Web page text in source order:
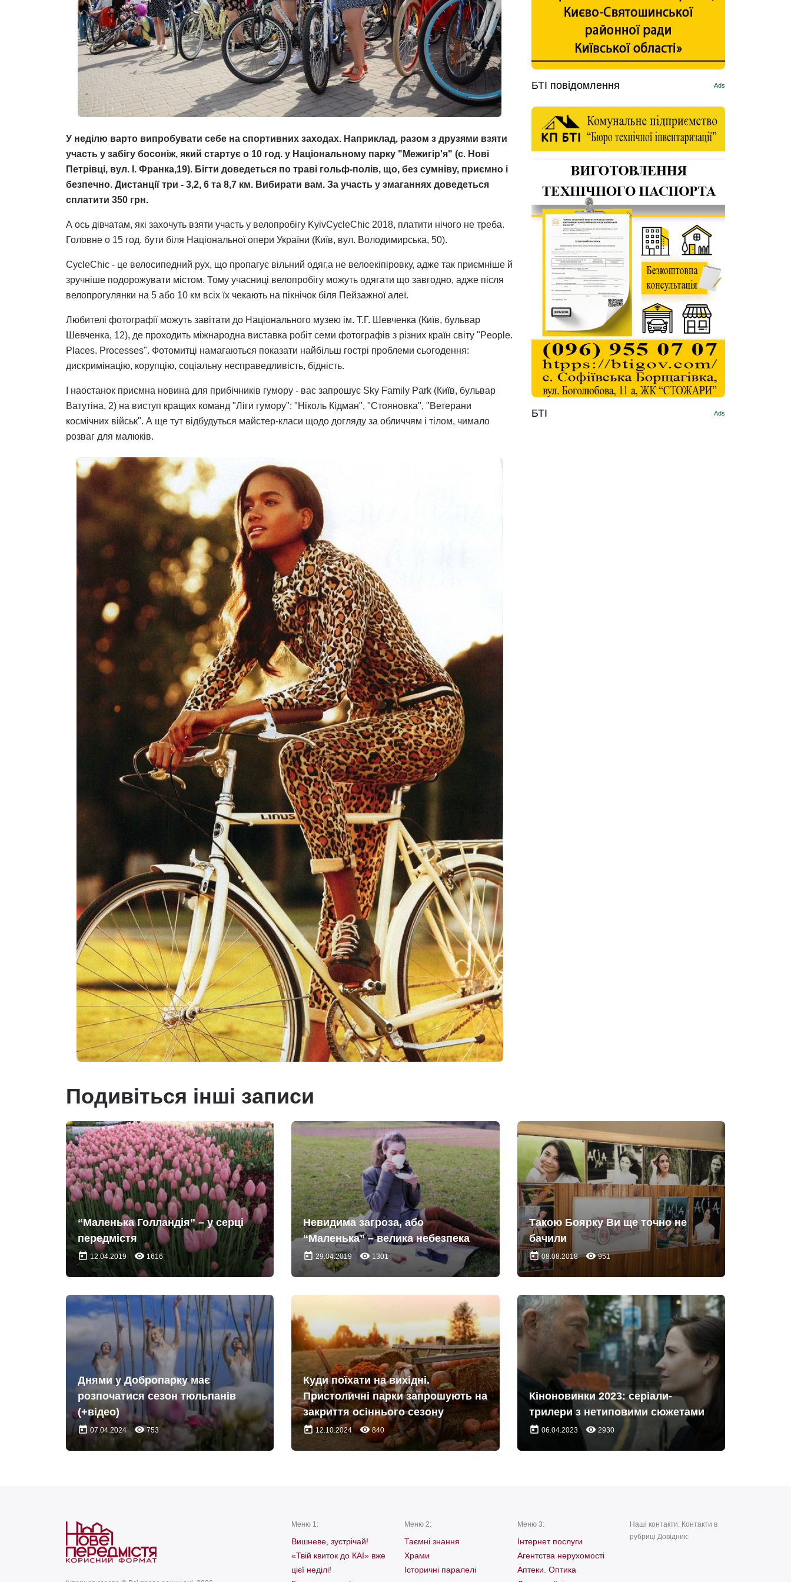
У неділю варто випробувати себе на спортивних заходах. Наприклад, разом з друзями взяти
участь у забігу босоніж, який стартує о 10 год. у Національному парку "Межигір'я" (с. Нові
Петрівці, вул. І. Франка,19). Бігти доведеться по траві гольф-полів, що, без сумніву, приємно і
безпечно. Дистанції три - 3,2, 6 та 8,7 км. Вибирати вам. За участь у змаганнях доведеться
сплатити 350 грн.
А ось дівчатам, які захочуть взяти участь у велопробігу KyivCycleChic 2018, платити нічого не треба.
Головне о 15 год. бути біля Національної опери України (Київ, вул. Володимирська, 50).
CycleChic - це велосипедний рух, що пропагує вільний одяг,а не велоекіпіровку, адже так приємніше й
зручніше подорожувати містом. Тому учасниці велопробігу можуть одягати що завгодно, адже після
велопрогулянки на 5 або 10 км всіх їх чекають на пікнічок біля Пейзажної алеї.
Любителі фотографії можуть завітати до Національного музею ім. Т.Г. Шевченка (Київ, бульвар
Шевченка, 12), де проходить міжнародна виставка робіт семи фотографів з різних країн світу "People.
Places. Processes". Фотомитці намагаються показати найбільш гострі проблеми сьогодення:
дискримінацію, корупцію, соціальну несправедливість, бідність.
І наостанок приємна новина для прибічників гумору - вас запрошує Sky Family Park (Київ, бульвар
Ватутіна, 2) на виступ кращих команд "Ліги гумору": "Ніколь Кідман", "Стояновка", "Ветерани
космічних військ". А ще тут відбудуться майстер-класи щодо догляду за обличчям і тілом, чимало
розваг для малюків.
БТІ повідомлення Ads
БТІ Ads
Подивіться інші записи
“Маленька Голландія” – у серці
передмістя
today 12.04.2019 remove_red_eye 1616
Невидима загроза, або
“Маленька” – велика небезпека
today 29.04.2019 remove_red_eye 1301
Такою Боярку Ви ще точно не
бачили
today08.08.2018 remove_red_eye951
Днями у Добропарку має
розпочатися сезон тюльпанів
(+відео)
today 07.04.2024 remove_red_eye753
Куди поїхати на вихідні.
Пристоличні парки запрошують на
закриття осіннього сезону
today12.10.2024 remove_red_eye840
Кіноновинки 2023: серіали-
трилери з нетиповими сюжетами
today 06.04.2023 remove_red_eye 2930
Меню 1:
Вишневе, зустрічай!
«Твій квиток до КАІ» вже
цієї неділі!
Меню 2:
Таємні знання
Храми
Історичні паралелі
Меню 3:
Інтернет послуги
Агентства нерухомості
Аптеки. Оптика
Наші контакти: Контакти в
рубриці Довідник: